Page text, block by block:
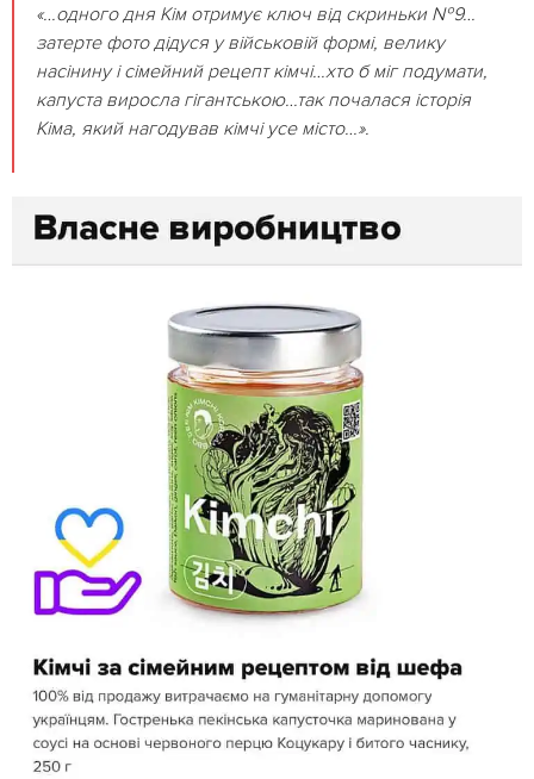
«…одного дня Кім отримує ключ від скриньки №9…
затерте фото дідуся у військовій формі, велику
насінину і сімейний рецепт кімчі…хто б міг подумати,
капуста виросла гігантською…так почалася історія
Кіма, який нагодував кімчі усе місто…».